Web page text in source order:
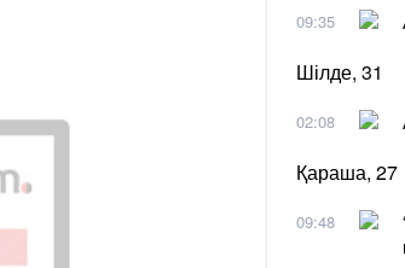
09:35
Шілде, 31
02:08
Қараша, 27
09:48